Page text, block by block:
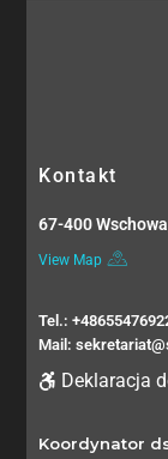
Kontakt
67-400
View Map
Tel.:
Mail:
Deklaracja
Koordynator